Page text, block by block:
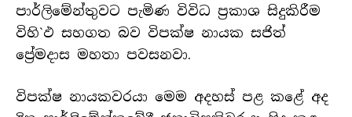
පාර්ලිමේන්තුවට පැමිණ විවිධ ප්‍රකාශ සිදුකිරීම
විහි`ඵ සහගත බව විපක්ෂ නායක සජිත්
ප්‍රේමදාස මහතා පවසනවා.
විපක්ෂ නායකවරයා මෙම අදහස් පළ කළේ අද